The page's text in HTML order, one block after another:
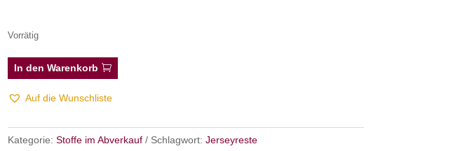
Vorrätig
In den Warenkorb
Auf die Wunschliste
Kategorie: Stoffe im Abverkauf Schlagwort: Jerseyreste